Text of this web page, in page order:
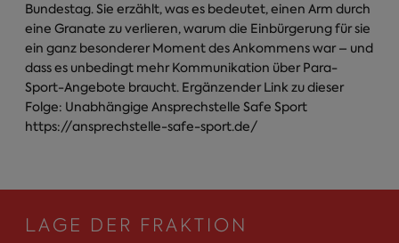
Bundestag. Sie erzählt, was es bedeutet, einen Arm durch
eine Granate zu verlieren, warum die Einbürgerung für sie
ein ganz besonderer Moment des Ankommens war – und
dass es unbedingt mehr Kommunikation über Para-
Sport-Angebote braucht. Ergänzender Link zu dieser
Folge: Unabhängige Ansprechstelle Safe Sport
https://ansprechstelle-safe-sport.de/
LAGE DER FRAKTION